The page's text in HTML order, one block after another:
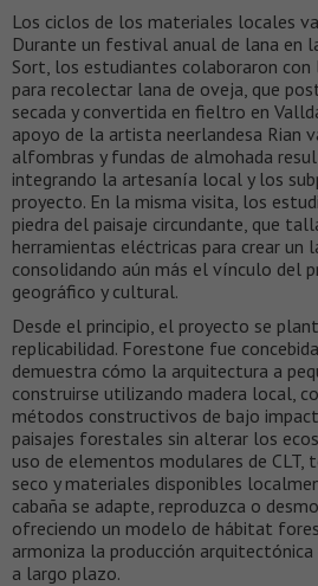
Los ciclos de los materiales locales
Durante un festival anual de lana en
Sort, los estudiantes colaboraron
para recolectar lana de oveja, que
secada y convertida en fieltro en
apoyo de la artista neerlandesa Rian
alfombras y fundas de almohada
integrando la artesanía local y los
proyecto. En la misma visita, los
piedra del paisaje circundante, que
herramientas eléctricas para crear un
consolidando aún más el vínculo del
geográfico y cultural.
Desde el principio, el proyecto se
replicabilidad. Forestone fue
demuestra cómo la arquitectura a
construirse utilizando madera local,
métodos constructivos de bajo
paisajes forestales sin alterar los
uso de elementos modulares de CLT,
seco y materiales disponibles
cabaña se adapte, reproduzca o
ofreciendo un modelo de hábitat
armoniza la producción
a largo plazo.